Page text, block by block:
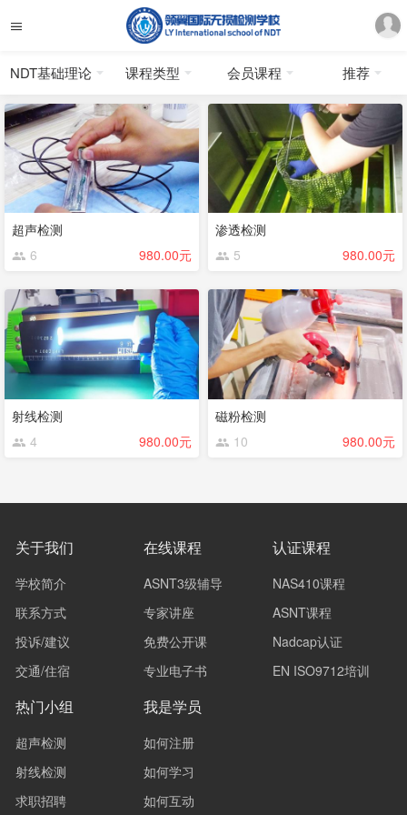
NDT基础理论 课程类型 会员课程 推荐
超声检测
6
980.00元
渗透检测
5
980.00元
射线检测
4
980.00元
磁粉检测
10
980.00元
关于我们
学校简介
联系方式
投诉/建议
交通/住宿
在线课程
ASNT3级辅导
专家讲座
免费公开课
专业电子书
认证课程
NAS410课程
ASNT课程
Nadcap认证
EN ISO9712培训
热门小组
超声检测
射线检测
求职招聘
我是学员
如何注册
如何学习
如何互动